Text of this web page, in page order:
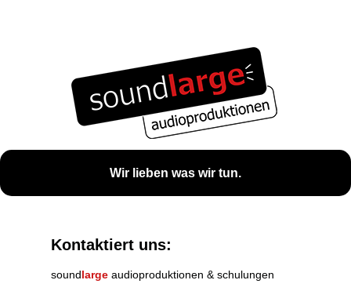
Wir lieben was wir tun.
Kontaktiert uns:
soundlarge audioproduktionen & schulungen